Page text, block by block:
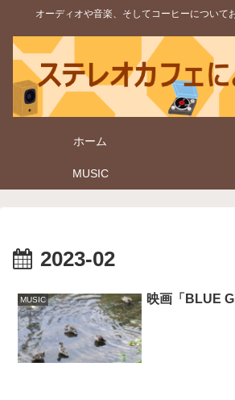
オーディオや音楽、そしてコーヒーについて
ホーム
MUSIC
2023-02
MUSIC 映画「BLUE